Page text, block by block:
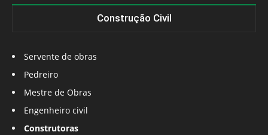
Construção Civil
Servente de obras
Pedreiro
Mestre de Obras
Engenheiro civil
Construtoras